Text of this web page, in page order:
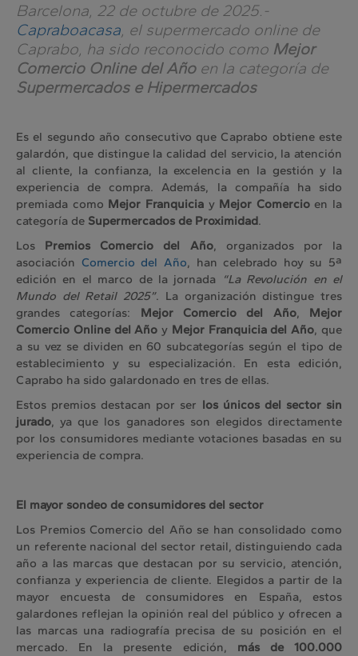
Barcelona, 22 de octubre de 2025.-
Capraboacasa, el supermercado online de
Caprabo, ha sido reconocido como Mejor
Comercio Online del Añoen la categoría de
Supermercados e Hipermercados
Es el segundo año consecutivo que Caprabo obtiene este
galardón, que distingue la calidad del servicio, la atención
al cliente, la confianza, la excelencia en la gestión y la
experiencia de compra. Además, la compañía ha sido
premiada como Mejor Franquiciay Mejor Comercioen la
categoría de Supermercados de Proximidad.
Los Premios Comercio del Año, organizados por la
asociación Comercio del Año, han celebrado hoy su 5ª
edición en el marco de la jornada
“La Revolución en el
Mundo del Retail 2025”. La organización distingue tres
grandes categorías: Mejor Comercio del Año, Mejor
Comercio Online del Año y Mejor Franquicia del Año, que
a su vez se dividen en 60 subcategorías según el tipo de
establecimiento y su especialización. En esta edición,
Caprabo ha sido galardonado en tres de ellas.
Estos premios destacan por ser los únicos del sector sin
jurado, ya que los ganadores son elegidos directamente
por los consumidores mediante votaciones basadas en su
experiencia de compra.
El mayor sondeo de consumidores del sector
Los Premios Comercio del Año se han consolidado como
un referente nacional del sector retail, distinguiendo cada
año a las marcas que destacan por su servicio, atención,
confianza y experiencia de cliente. Elegidos a partir de la
mayor encuesta de consumidores en España, estos
galardones reflejan la opinión real del público y ofrecen a
las marcas una radiografía precisa de su posición en el
mercado. En la presente edición, más de 100.000